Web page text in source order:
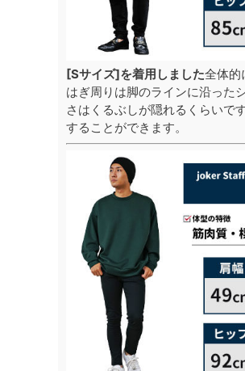
[Sサイズ]を着用しました全体的
はぎ周りは脚のラインに沿った
さはくるぶしが隠れるくらいで
することができます。